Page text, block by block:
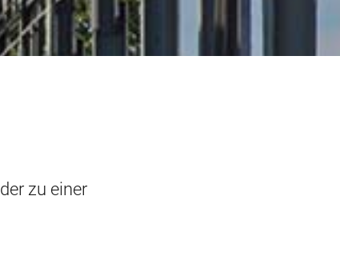
zu einer